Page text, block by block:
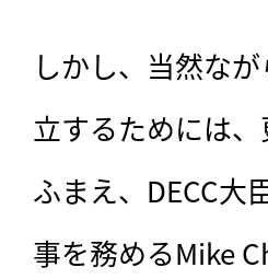
しかし、当然な
立するためには
ふまえ、DECC
事を務めるMike